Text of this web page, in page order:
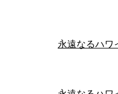
永遠なるハ